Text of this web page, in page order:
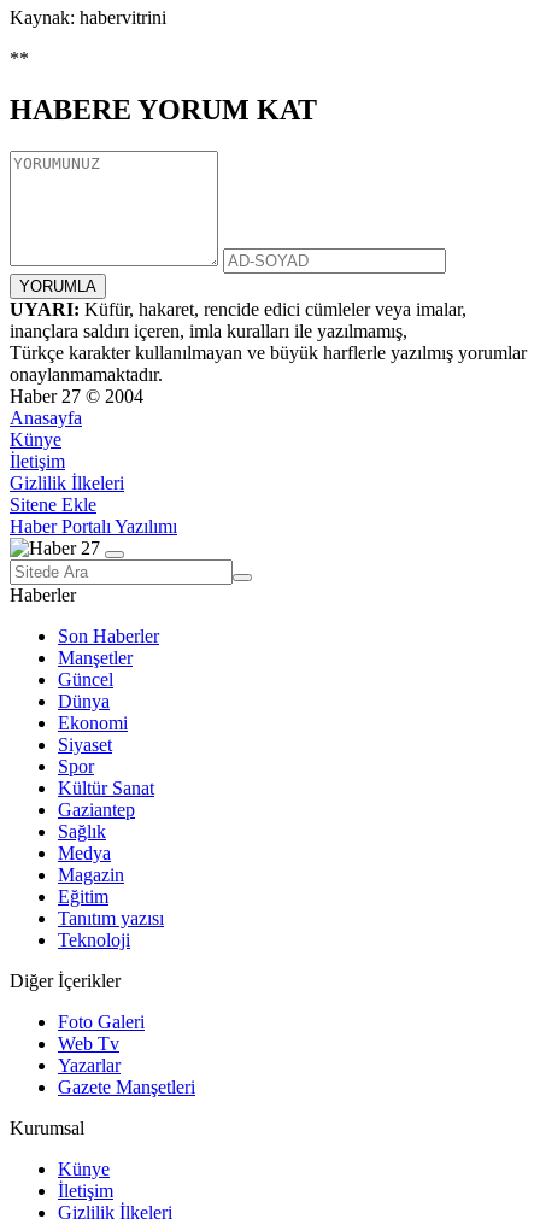
Kaynak: habervitrini
**
HABERE YORUM KAT
UYARI: Küfür, hakaret, rencide edici cümleler veya imalar,
inançlara saldırı içeren, imla kuralları ile yazılmamış,
Türkçe karakter kullanılmayan ve büyük harflerle yazılmış yorumlar
onaylanmamaktadır.
Haber 27 © 2004
Anasayfa
Künye
İletişim
Gizlilik İlkeleri
Sitene Ekle
Haber Portalı Yazılımı
Haberler
Son Haberler
Manşetler
Güncel
Dünya
Ekonomi
Siyaset
Spor
Kültür Sanat
Gaziantep
Sağlık
Medya
Magazin
Eğitim
Tanıtım yazısı
Teknoloji
Diğer İçerikler
Foto Galeri
Web Tv
Yazarlar
Gazete Manşetleri
Kurumsal
Künye
İletişim
Gizlilik İlkeleri